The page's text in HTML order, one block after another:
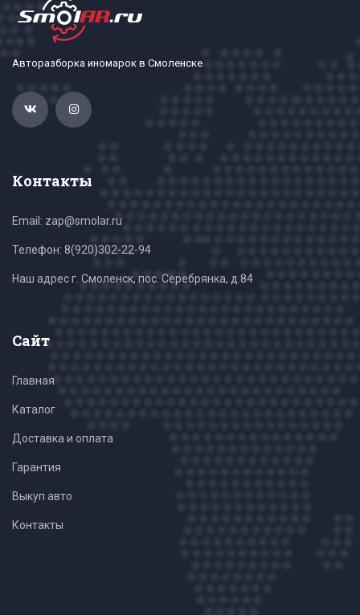
Авторазборка иномарок в Смоленске
Контакты
Email: zap@smolar.ru
Телефон: 8(920)302-22-94
Наш адрес г. Смоленск, пос. Серебрянка, д.84
Сайт
Главная
Каталог
Доставка и оплата
Гарантия
Выкуп авто
Контакты